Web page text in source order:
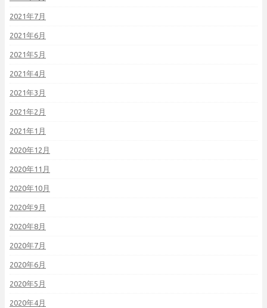
2021年7月
2021年6月
2021年5月
2021年4月
2021年3月
2021年2月
2021年1月
2020年12月
2020年11月
2020年10月
2020年9月
2020年8月
2020年7月
2020年6月
2020年5月
2020年4月